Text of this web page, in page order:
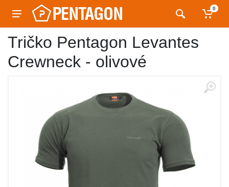
0
Tričko Pentagon Levantes
Crewneck - olivové